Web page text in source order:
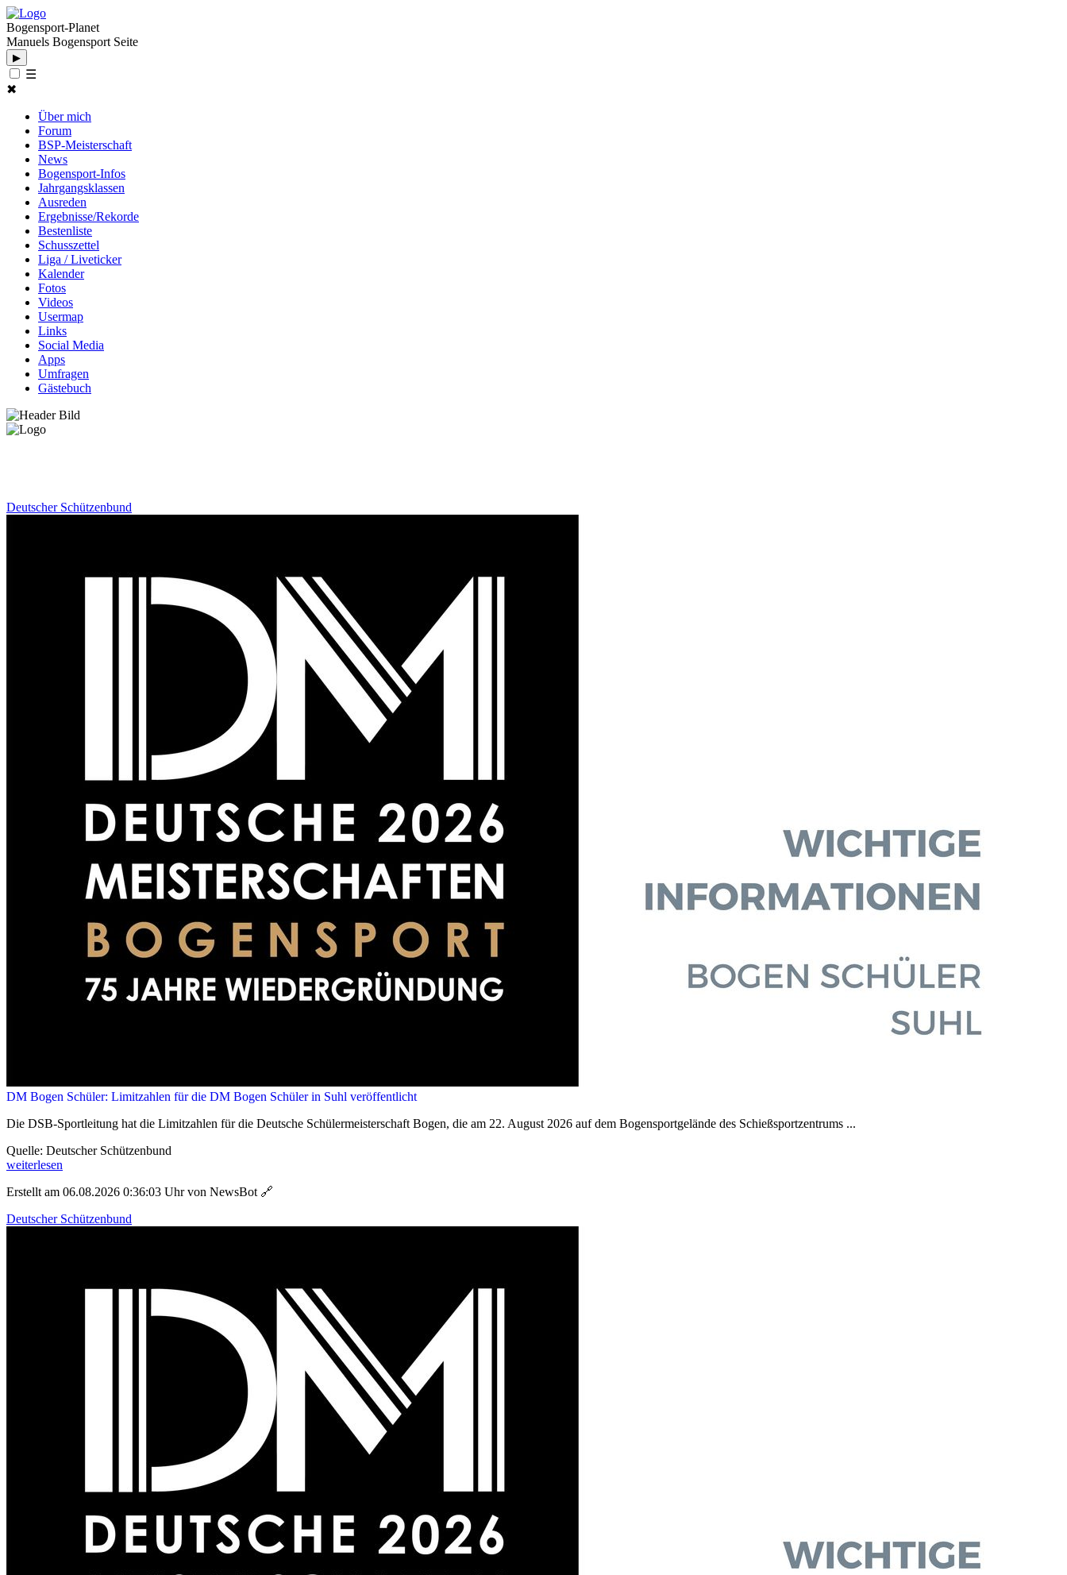
Bogensport-Planet
Manuels Bogensport Seite
▶
☰
✖
Über mich
Forum
BSP-Meisterschaft
News
Bogensport-Infos
Jahrgangsklassen
Ausreden
Ergebnisse/Rekorde
Bestenliste
Schusszettel
Liga / Liveticker
Kalender
Fotos
Videos
Usermap
Links
Social Media
Apps
Umfragen
Gästebuch
Deutscher Schützenbund
DM Bogen Schüler: Limitzahlen für die DM Bogen Schüler in Suhl veröffentlicht
Die DSB-Sportleitung hat die Limitzahlen für die Deutsche Schülermeisterschaft Bogen, die am 22. August 2026 auf dem Bogensportgelände des Schießsportzentrums ...
Quelle: Deutscher Schützenbund
weiterlesen
Erstellt am 06.08.2026 0:36:03 Uhr von NewsBot 🔗
Deutscher Schützenbund